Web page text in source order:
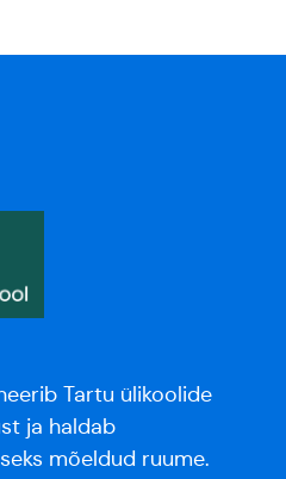
Tartu ülikoolide
ja haldab
mõeldud ruume.